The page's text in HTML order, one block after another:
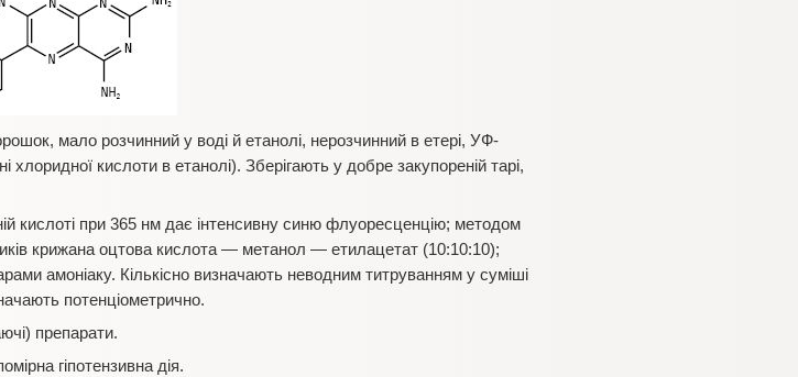
мало розчинний у воді й етанолі, нерозчинний в етері, УФ-
кислоти в етанолі). Зберігають у добре закупореній тарі,
кислоті при 365 нм дає інтенсивну синю флуоресценцію; методом
крижана оцтова кислота — метанол — етилацетат (10:10:10);
амоніаку. Кількісно визначають неводним титруванням у суміші
потенціометрично.
препарати.
гіпотензивна дія.